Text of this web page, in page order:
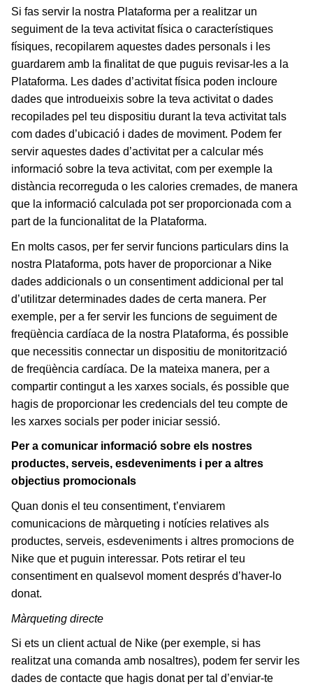
Si fas servir la nostra Plataforma per a realitzar un
seguiment de la teva activitat física o característiques
físiques, recopilarem aquestes dades personals i les
guardarem amb la finalitat de que puguis revisar-les a la
Plataforma. Les dades d’activitat física poden incloure
dades que introdueixis sobre la teva activitat o dades
recopilades pel teu dispositiu durant la teva activitat tals
com dades d’ubicació i dades de moviment. Podem fer
servir aquestes dades d’activitat per a calcular més
informació sobre la teva activitat, com per exemple la
distància recorreguda o les calories cremades, de manera
que la informació calculada pot ser proporcionada com a
part de la funcionalitat de la Plataforma.
En molts casos, per fer servir funcions particulars dins la
nostra Plataforma, pots haver de proporcionar a Nike
dades addicionals o un consentiment addicional per tal
d’utilitzar determinades dades de certa manera. Per
exemple, per a fer servir les funcions de seguiment de
freqüència cardíaca de la nostra Plataforma, és possible
que necessitis connectar un dispositiu de monitorització
de freqüència cardíaca. De la mateixa manera, per a
compartir contingut a les xarxes socials, és possible que
hagis de proporcionar les credencials del teu compte de
les xarxes socials per poder iniciar sessió.
Per a comunicar informació sobre els nostres
productes, serveis, esdeveniments i per a altres
objectius promocionals
Quan donis el teu consentiment, t’enviarem
comunicacions de màrqueting i notícies relatives als
productes, serveis, esdeveniments i altres promocions de
Nike que et puguin interessar. Pots retirar el teu
consentiment en qualsevol moment després d’haver-lo
donat.
Màrqueting directe
Si ets un client actual de Nike (per exemple, si has
realitzat una comanda amb nosaltres), podem fer servir les
dades de contacte que hagis donat per tal d’enviar-te